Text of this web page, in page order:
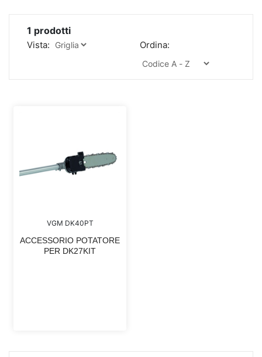
1 prodotti
Vista: Ordina:
VGM DK40PT
ACCESSORIO POTATORE
PER DK27KIT